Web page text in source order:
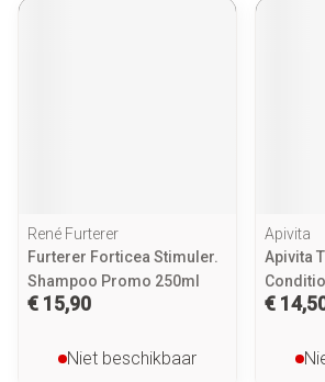
René Furterer
Furterer Forticea Stimuler.
Shampoo Promo 250ml
€ 15,90
Niet beschikbaar
Apivita
Apivita
€